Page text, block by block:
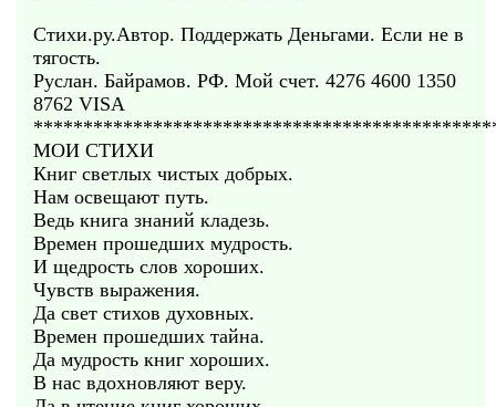
Стихи.ру.Автор. Поддержать Деньгами. Если не в
тягость.
Руслан. Байрамов. РФ. Мой счет. 4276 4600 1350
8762 VISA
МОИ СТИХИ
Книг светлых чистых добрых.
Нам освещают путь.
Ведь книга знаний кладезь.
Времен прошедших мудрость.
И щедрость слов хороших.
Чувств выражения.
Да свет стихов духовных.
Времен прошедших тайна.
Да мудрость книг хороших.
В нас вдохновляют веру.